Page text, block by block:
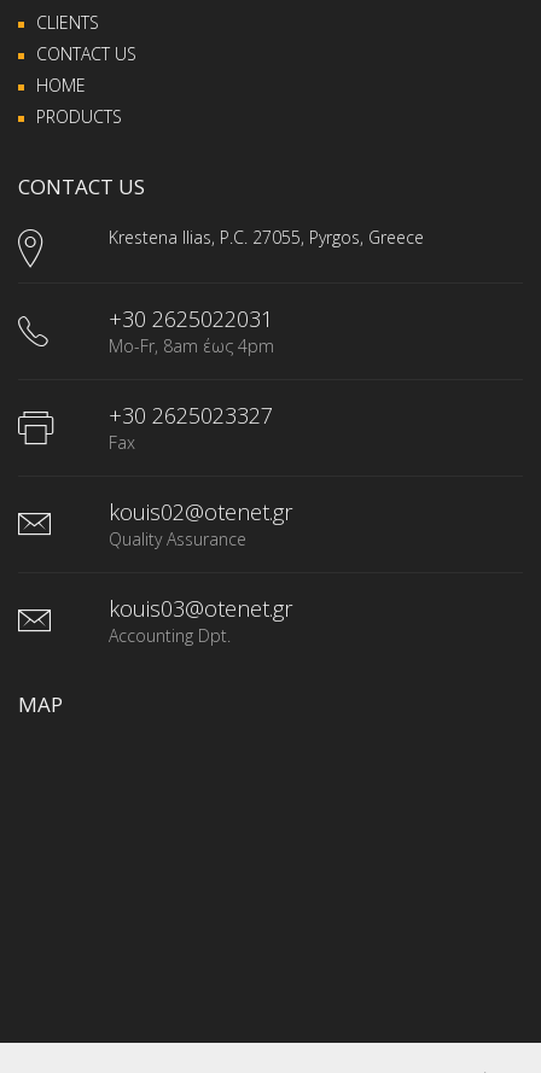
CLIENTS
CONTACT US
HOME
PRODUCTS
CONTACT US
Krestena Ilias, P.C. 27055, Pyrgos, Greece
+30 2625022031
Mo-Fr, 8am έως 4pm
+30 2625023327
Fax
kouis02@otenet.gr
Quality Assurance
kouis03@otenet.gr
Accounting Dpt.
MAP